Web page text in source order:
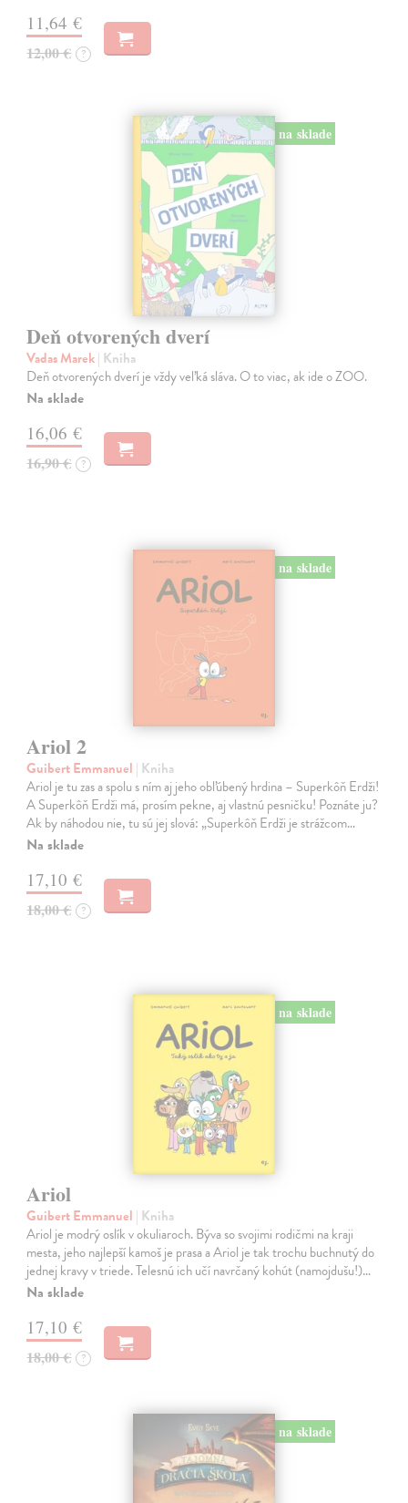
11,64 €
12,00 € ?
na sklade
Deň otvorených dverí
Vadas Marek| Kniha
Deň otvorených dverí je vždy veľká sláva. O to viac, ak ide o ZOO.
Na sklade
16,06 €
16,90 € ?
na sklade
Ariol 2
Guibert Emmanuel | Kniha
Ariol je tu zas a spolu s ním aj jeho obľúbený hrdina – Superkôň Erdži!
A Superkôň Erdži má, prosím pekne, aj vlastnú pesničku! Poznáte ju?
Ak by náhodou nie, tu sú jej slová: „Superkôň Erdži je strážcom…
Na sklade
17,10 €
18,00 € ?
na sklade
Ariol
Guibert Emmanuel | Kniha
Ariol je modrý oslík v okuliaroch. Býva so svojimi rodičmi na kraji
mesta, jeho najlepší kamoš je prasa a Ariol je tak trochu buchnutý do
jednej kravy v triede. Telesnú ich učí navrčaný kohút (namojdušu!)…
Na sklade
17,10 €
18,00 € ?
na sklade